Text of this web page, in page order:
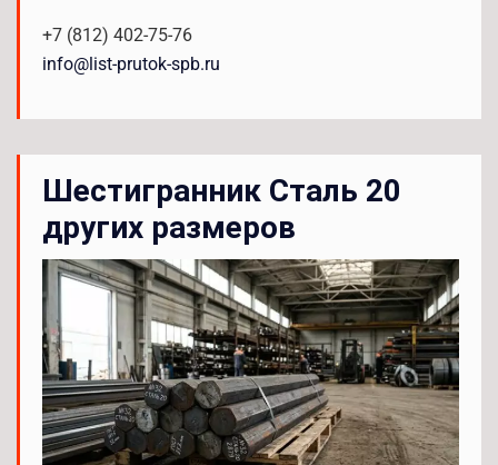
+7 (812) 402-75-76
info@list-prutok-spb.ru
Шестигранник Сталь 20
других размеров